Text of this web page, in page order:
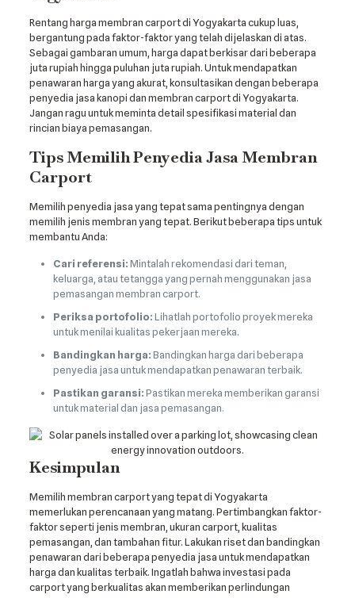
Rentang harga membran carport di Yogyakarta cukup luas,
bergantung pada faktor-faktor yang telah dijelaskan di atas.
Sebagai gambaran umum, harga dapat berkisar dari beberapa
juta rupiah hingga puluhan juta rupiah. Untuk mendapatkan
penawaran harga yang akurat, konsultasikan dengan beberapa
penyedia jasa kanopi dan membran carport di Yogyakarta.
Jangan ragu untuk meminta detail spesifikasi material dan
rincian biaya pemasangan.
Tips Memilih Penyedia Jasa Membran
Carport
Memilih penyedia jasa yang tepat sama pentingnya dengan
memilih jenis membran yang tepat. Berikut beberapa tips untuk
membantu Anda:
Cari referensi:Mintalah rekomendasi dari teman,
keluarga, atau tetangga yang pernah menggunakan jasa
pemasangan membran carport.
Periksa portofolio:Lihatlah portofolio proyek mereka
untuk menilai kualitas pekerjaan mereka.
Bandingkan harga:Bandingkan harga dari beberapa
penyedia jasa untuk mendapatkan penawaran terbaik.
Pastikan garansi:Pastikan mereka memberikan garansi
untuk material dan jasa pemasangan.
Kesimpulan
Memilih membran carport yang tepat di Yogyakarta
memerlukan perencanaan yang matang. Pertimbangkan faktor-
faktor seperti jenis membran, ukuran carport, kualitas
pemasangan, dan tambahan fitur. Lakukan riset dan bandingkan
penawaran dari beberapa penyedia jasa untuk mendapatkan
harga dan kualitas terbaik. Ingatlah bahwa investasi pada
carport yang berkualitas akan memberikan perlindungan